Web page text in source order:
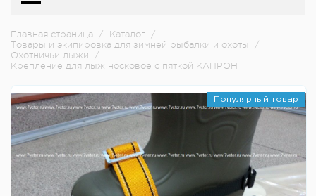
Главная страница / Каталог /
Товары и экипировка для зимней рыбалки и охоты
/
Охотничьи лыжи
/
Крепление для лыж носковое с пяткой КАПРОН
Популярный товар